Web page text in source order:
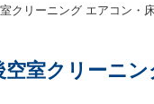
クリーニング エアコン・
空室クリーニ